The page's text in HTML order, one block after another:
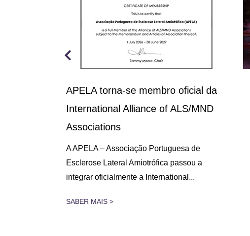
APELA torna-se membro oficial da
International Alliance of ALS/MND
Associations
A APELA – Associação Portuguesa de
Esclerose Lateral Amiotrófica passou a
integrar oficialmente a International...
SABER MAIS >